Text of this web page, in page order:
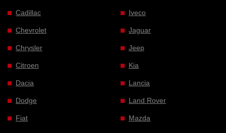
Cadillac
Chevrolet
Chrysler
Citroen
Dacia
Dodge
Fiat
Iveco
Jaguar
Jeep
Kia
Lancia
Land Rover
Mazda